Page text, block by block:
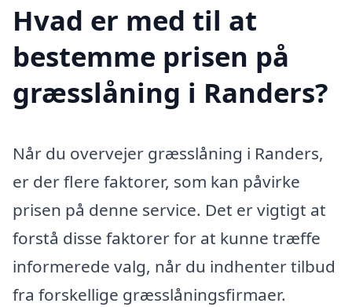
Hvad er med til at
bestemme prisen på
græsslåning i Randers?
Når du overvejer græsslåning i Randers,
er der flere faktorer, som kan påvirke
prisen på denne service. Det er vigtigt at
forstå disse faktorer for at kunne træffe
informerede valg, når du indhenter tilbud
fra forskellige græsslåningsfirmaer.